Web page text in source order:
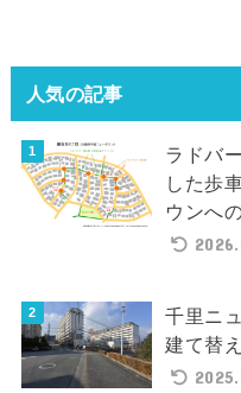
人気の記事
ラドバ
した歩
ウンへ
千里ニ
建て替え